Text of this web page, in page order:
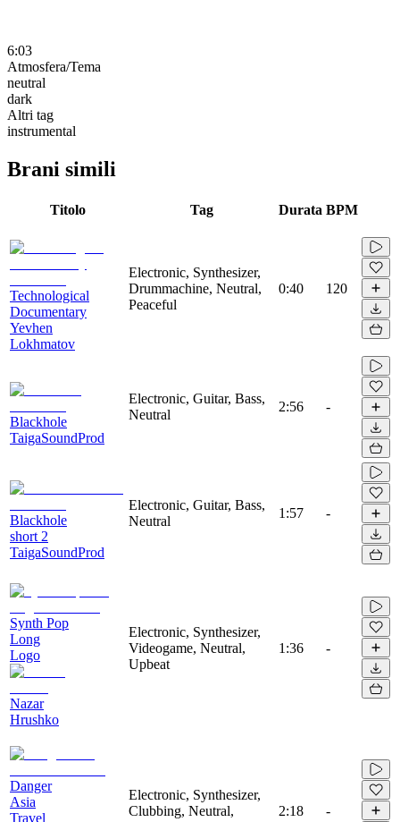
6:03
Atmosfera/Tema
neutral
dark
Altri tag
instrumental
Brani simili
Titolo Tag Durata BPM
Technological
Documentary
Yevhen
Lokhmatov
Electronic, Synthesizer,
Drummachine, Neutral,
Peaceful
0:40 120
Blackhole
TaigaSoundProd
Electronic, Guitar, Bass,
Neutral
2:56 -
Blackhole
short 2
TaigaSoundProd
Electronic, Guitar, Bass,
Neutral
1:57 -
Synth Pop
Long
Logo
Nazar
Hrushko
Electronic, Synthesizer,
Videogame, Neutral,
Upbeat
1:36 -
Danger
Asia
Travel
Electronic, Synthesizer,
Clubbing, Neutral,
2:18 -